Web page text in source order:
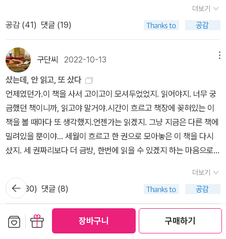
장바구니 구매하기
다.-장미의 이름<장미의 이름>도 두 번 샀다. 그런데 <장미의 이름>
처음 종이책으로 산 게 무려 2003년이다. 믿기지가 않는다, 20년 전
준비가 전혀 되지 않았을 때였는데 있어보이고 싶어서 사놓고 책상에
꽂아두었던 것 같다. 사실 나는 책을 읽는 것보다 사서 전시하는 걸 더
좋아했다. 그러다가 종이책을 전부 처분하고 코로나 시절부터 마음이
심란해서 진짜로 책을 읽기 시작했다. 책을 좋아했던 시절에 비해 정
작 책을 읽은 기간은 얼마 되지 않는다. 이것도 구매 20주년 기념으
로 올해 진짜 읽어야겠다. 이탈리아에서 만든 드라마가 있다는데 그
걸 먼저 보고 읽으면 더 쉽게 읽을 것 같은데 OTT에 아무리 뒤져도
없다. 이탈리아 드라마 어디서 구하져...아무튼 드라마 못 구해도 꼭
다ㅋㅋㅋㅋㅋ 왜냐하면 나는 김영하의 팬이고 김영하 작가의 책을 전
권 종이책으로 소장하고 있었는데(전부 초판) 나중에 결정판 시리즈
로 새로 나왔길래 그걸 전부 전자책으로 다시 샀다. 알라딘 전자책 적
립금 들어올 때마다 구슬 꿰듯이 하나 하나 사서 모았다. 몇 달에 걸쳐
사면서도 뭐 하는 짓인지 약간 회의감이 들기는 했다.이제는 웬만하
'나'는 어이없지만 간교한 술수로 주웅길 회장에게 간을 떼인다. 그리
고 그가 늘 맥주를 마시는 이유 역시 너무 안타깝다. 하지만 곽재식 작
가님이 이과라서 나올 수 있는 이유일 것 같다. 놀라워라!! 이 분은 곽
재식 작가님의 다른 책에도 가끔 등장하는데 자주 나오면 좋겠다. <
박흥보 특급>은 물가인상을 고려하지 않은 점이 무척이나 안타까웠
다. 흥부와 놀부 이야기에서 인플레이션을 반영해야지!! <흡혈귀의
여러 측면>은 뭔가 쌤통이지만, 또 안타깝다. 나랏돈을 잔머리를 굴
려가며 빼 먹는 건 나쁜 짓이지만 그게 죽을 병에 걸릴만큼 나쁜 짓인
가 싶어서 말이다. 하여간 그러고보니 여기도 우리 유네스코 감사원
이 <토끼의 아리아>의 '나'였다. 반갑다. 참 재미있게 읽었다. 뇌과학
이 이렇게 쉽고 재미있을 수 있을까 생각했다. 이건 모두 리사 제노바
의 글솜씨 덕이 아닐까 싶다. 솔직히 이 책을 읽었다고 내가 뇌과학을
다 알 수 있는 건 아니지만, 그동안 어렵게만 느껴졌던 말들이 현실과
접목된다고나 할까. 단적인 예로 나이가 들면서 잘 잊어버리는데, 건
망증이라고 불리는 이 건 병이 아니니까 괜찮다고. 또 설단현상 혹은
2023년에는 다시 한번 분투해보자. 책탑 책들을 간략히 리뷰해 보자
면,1. 존재의 세가지 거짓말 : 아고타 크리스토프 이미 읽은 책이지만
양장본이 새로 나왔다길래 구매했다. 하지만 펼쳐보지도 않았다는...
지금은 그저 장식용으로 쓰이고 있지만, 내년에는 꼭 다시 읽으리라.
2. 맨스필드 파크 : 제인 오스틴 나름 제인 오스틴 작품을 많이 읽었는
데, 읽다보니 약간 물리는 기분이 들어서 한동안 멀리했다가, 북플에
서 이 작품이 그렇게 재미있다길래 구매했다. 이젠 읽을때가 된것 같
다.3. 나는 고양이로소이다 : 나쓰메 소세키 이미 읽은 작품이고, 다른
출판사 버젼으로 가지고 있지만 현암사 버젼으로 다 모으겠다는 의지
하나로 구매했다. 역시 이 책도 아직 펼쳐보지 않았다... 소장용이다.
드디어 현암사 소세키 시리즈를 다 모았다.4. 사랑, 그리고 : 줄리언
반스 <내 말좀 들어봐>의 후속작이라고 하는데, 이 작품은 곧 만날거
같은 느낌이 든다. 줄리언 반스 책은 확실히 잘 읽히고 재미있지만 막
추천하고싶은 작품은 없었는데, 이 작품은 안그랬으면 좋겠다.5. 60
개의 이야기 : 디노 부차티 <타타르인의 사막> 한권 읽었을 뿐이지만
디노 부차티의 팬이 되었다. 그래서 이 책도 한번 도전해보고 싶어서
더보기
공감 (41) 댓글 (19)
구단씨 2022-10-13
샀는데, 안 읽고, 또 샀다
언제였던가.이 책을 사서 고이고이 모셔두었었지. 읽어야지. 너무 궁
금했던 책이니까, 읽고야 말거야.시간이 흐르고 책장에 꽂혀있는 이
책을 볼 때마다 또 생각했지.언젠가는 읽겠지. 그냥 지금은 다른 책에
밀려있을 뿐이야... 세월이 흐르고 한 권으로 모아놓은 이 책을 다시
샀지. 세 권짜리보다 더 금방, 한번에 읽을 수 있겠지 하는 마음으로
책장에 자리도 없는데 구판은 팔아야지 싶었지.그래서 냉큼 구판을
팔고 이 책을 또 고이고이 모셔두기 시작했지.2년쯤 전에 이사하면서
어느 정도 책장 정리를 시작했는데, 그때 이 개정판도 정리 목록에 있
었다.이제까지 안 읽었는데, 아마도 이 책을 금방 읽지는 않을 것 같
아?그리고 다시 읽고 싶어지면 도서관을 이용하면 되는 거지 뭐. 그
더보기
공감 ( 30) 댓글 (8)
stella.K 2022-10-01
뒤로가
기